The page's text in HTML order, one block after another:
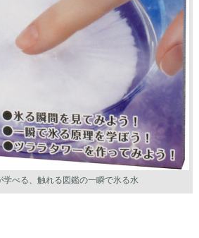
学べる、触れる図鑑の一瞬で氷る水